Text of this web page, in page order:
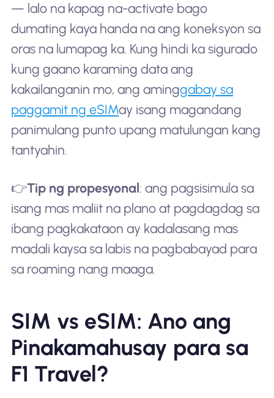
— lalo na kapag na-activate bago
dumating kaya handa na ang koneksyon sa
oras na lumapag ka. Kung hindi ka sigurado
kung gaano karaming data ang
kakailanganin mo, ang aminggabay sa
paggamit ng eSIMay isang magandang
panimulang punto upang matulungan kang
tantyahin.
👉Tip ng propesyonal: ang pagsisimula sa
isang mas maliit na plano at pagdagdag sa
ibang pagkakataon ay kadalasang mas
madali kaysa sa labis na pagbabayad para
sa roaming nang maaga.
SIM vs eSIM: Ano ang
Pinakamahusay para sa
F1 Travel?